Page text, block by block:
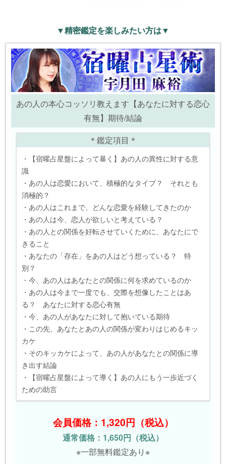
▼精密鑑定を楽しみたい方は▼
あの人の本心コッソリ教えます【あなたに対する恋心
有無】期待/結論
＊鑑定項目＊
・【宿曜占星盤によって暴く】あの人の異性に対する意
識
・あの人は恋愛において、積極的なタイプ？ それとも
消極的？
・あの人はこれまで、どんな恋愛を経験してきたのか
・あの人は今、恋人が欲しいと考えている？
・あの人との関係を好転させていくために、あなたにで
きること
・あなたの「存在」をあの人はどう想っている？ 特
別？
・今、あの人はあなたとの関係に何を求めているのか
・あの人は今まで一度でも、交際を想像したことはあ
る？ あなたに対する恋心有無
・今、あの人があなたに対して抱いている期待
・この先、あなたとあの人の関係が変わりはじめるキッ
カケ
・そのキッカケによって、あの人があなたとの関係に導
き出す結論
・【宿曜占星盤によって導く】あの人にもう一歩近づく
ための助言
会員価格：1,320円（税込）
通常価格：1,650円（税込）
※一部無料鑑定あり※